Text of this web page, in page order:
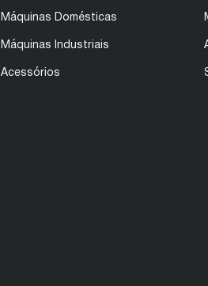
Máquinas Domésticas
Máquinas Industriais
Acessórios